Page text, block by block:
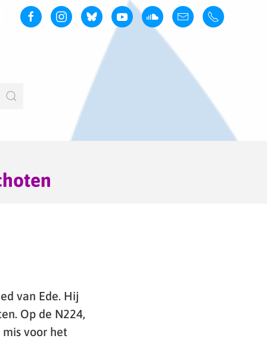
van Ede. Hij
Op de N224,
voor het